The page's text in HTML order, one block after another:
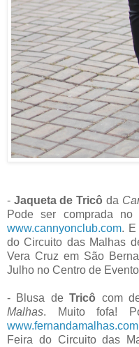
- Jaqueta de Tricô da
Pode ser comprada
www.cannyonclub.com. E
do Circuito das Malhas
Vera Cruz em São
Julho no Centro de
- Blusa deTricô com
Malhas. Muito fofa!
Feira do Circuito das